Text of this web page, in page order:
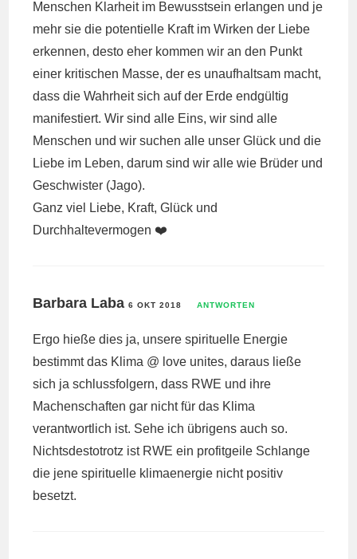
Menschen Klarheit im Bewusstsein erlangen und je
mehr sie die potentielle Kraft im Wirken der Liebe
erkennen, desto eher kommen wir an den Punkt
einer kritischen Masse, der es unaufhaltsam macht,
dass die Wahrheit sich auf der Erde endgültig
manifestiert. Wir sind alle Eins, wir sind alle
Menschen und wir suchen alle unser Glück und die
Liebe im Leben, darum sind wir alle wie Brüder und
Geschwister (Jago).
Ganz viel Liebe, Kraft, Glück und
Durchhaltevermogen ❤️
Barbara Laba 6 OKT 2018 ANTWORTEN
Ergo hieße dies ja, unsere spirituelle Energie
bestimmt das Klima @ love unites, daraus ließe
sich ja schlussfolgern, dass RWE und ihre
Machenschaften gar nicht für das Klima
verantwortlich ist. Sehe ich übrigens auch so.
Nichtsdestotrotz ist RWE ein profitgeile Schlange
die jene spirituelle klimaenergie nicht positiv
besetzt.